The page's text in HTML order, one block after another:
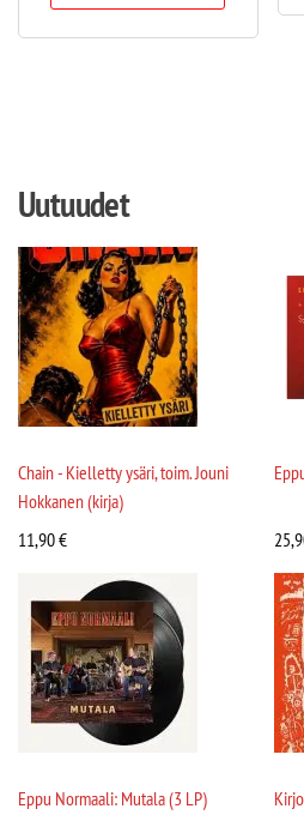
Uutuudet
Chain - Kielletty ysäri, toim. Jouni
Hokkanen (kirja)
11,90€
Eppu Normaali: Mutala (3 LP)